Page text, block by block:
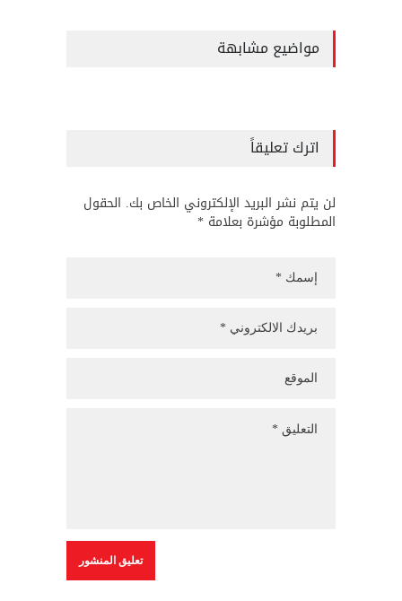
مواضيع مشابهة
اترك تعليقاً
لن يتم نشر البريد الإلكتروني الخاص بك. الحقول
المطلوبة مؤشرة بعلامة *